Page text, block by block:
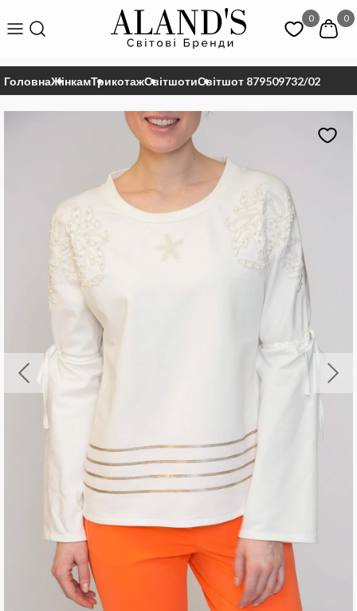
0 0
ГоловнаЖінкамТрикотажСвітшотиСвітшот 879509732/02